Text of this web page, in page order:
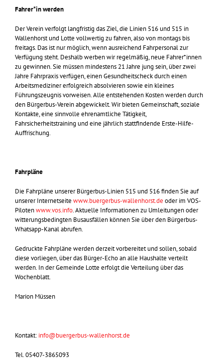
Fahrer*in werden
Der Verein verfolgt langfristig das Ziel, die Linien 516 und 515 in
Wallenhorst und Lotte vollwertig zu fahren, also von montags bis
freitags. Das ist nur möglich, wenn ausreichend Fahrpersonal zur
Verfügung steht. Deshalb werben wir regelmäßig, neue Fahrer*innen
zu gewinnen. Sie müssen mindestens 21 Jahre jung sein, über zwei
Jahre Fahrpraxis verfügen, einen Gesundheitscheck durch einen
Arbeitsmediziner erfolgreich absolvieren sowie ein kleines
Führungszeugnis vorweisen. Alle entstehenden Kosten werden durch
den Bürgerbus-Verein abgewickelt. Wir bieten Gemeinschaft, soziale
Kontakte, eine sinnvolle ehrenamtliche Tätigkeit,
Fahrsicherheitstraining und eine jährlich stattfindende Erste-Hilfe-
Auffrischung.
Fahrpläne
Die Fahrpläne unserer Bürgerbus-Linien 515 und 516 finden Sie auf
unserer Internetseite www.buergerbus-wallenhorst.de oder im VOS-
Pilotenwww.vos.info. Aktuelle Informationen zu Umleitungen oder
witterungsbedingten Busausfällen können Sie über den Bürgerbus-
Whatsapp-Kanal abrufen.
Gedruckte Fahrpläne werden derzeit vorbereitet und sollen, sobald
diese vorliegen, über das Bürger-Echo an alle Haushalte verteilt
werden. In der Gemeinde Lotte erfolgt die Verteilung über das
Wochenblatt.
Marion Müssen
Kontakt: info@buergerbus-wallenhorst.de
Tel. 05407-3865093